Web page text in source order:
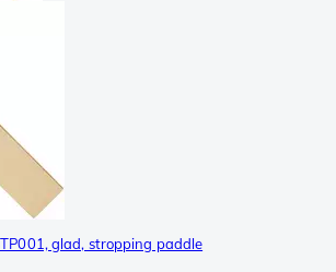
glad, stropping paddle